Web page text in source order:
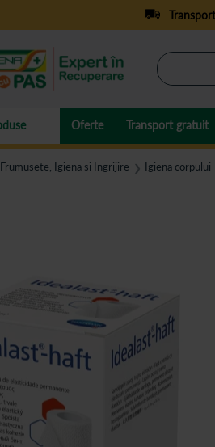
Oferte Transport gratuit
Frumusete, Igiena si Ingrijire ❯ Igiena corpului